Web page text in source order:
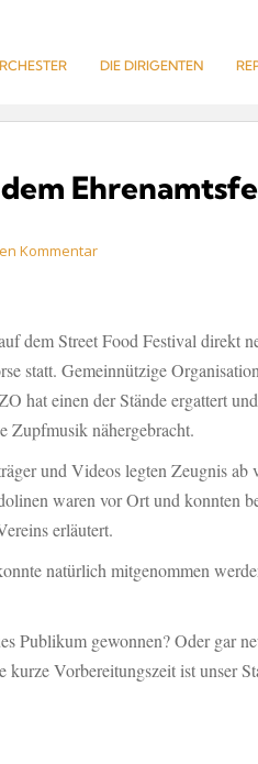
DIE DIRIGENTEN
Kommentar
dem Street Food Festival direkt
statt. Gemeinnützige
hat einen der Stände ergattert
Zupfmusik nähergebracht.
und Videos legten Zeugnis ab
waren vor Ort und konnten
erläutert.
natürlich mitgenommen
Publikum gewonnen? Oder gar
kurze Vorbereitungszeit ist unser